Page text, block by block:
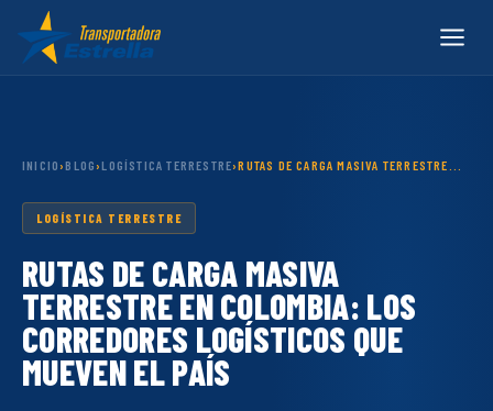
INICIO ›BLOG ›LOGÍSTICA TERRESTRE›RUTAS DE CARGA MASIVA TERRESTRE...
LOGÍSTICA TERRESTRE
RUTAS DE CARGA MASIVA
TERRESTRE EN COLOMBIA: LOS
CORREDORES LOGÍSTICOS QUE
MUEVEN EL PAÍS